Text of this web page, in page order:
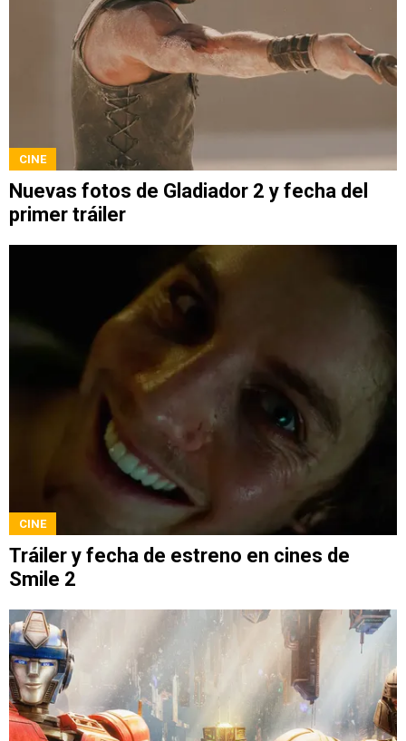
CINE
Nuevas fotos de Gladiador 2 y fecha del
primer tráiler
CINE
Tráiler y fecha de estreno en cines de
Smile 2